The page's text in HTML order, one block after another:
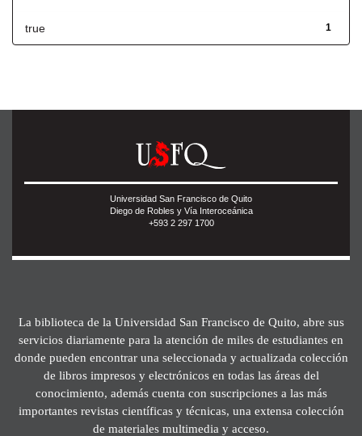
1
true
Universidad San Francisco de Quito
Diego de Robles y Vía Interoceánica
+593 2 297 1700
La biblioteca de la Universidad San Francisco de Quito, abre sus
servicios diariamente para la atención de miles de estudiantes en
donde pueden encontrar una seleccionada y actualizada colección
de libros impresos y electrónicos en todas las áreas del
conocimiento, además cuenta con suscripciones a las más
importantes revistas científicas y técnicas, una extensa colección
de materiales multimedia y acceso.